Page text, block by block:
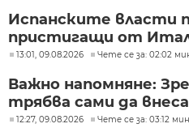
Испанските власти
пристигащи от
13:01, 09.08.2026 Чете се за: 02:02
Важно напомняне:
трябва сами да
12:27, 09.08.2026 Чете се за: 03:12